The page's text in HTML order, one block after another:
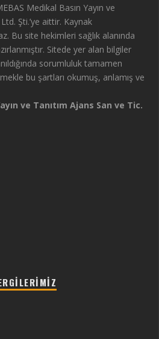
Medikal Basın Yayın ve
Şti.’ye aittir. Kaynak
Bu site hekimleri sağlık alanında
Sitede yer alan bilgiler
sorumluluk tamamen
bu şartları okumuş, anlamış ve
ve Tanıtım Ajans San ve Tic.